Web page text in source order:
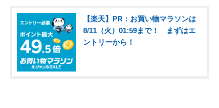
【楽天】PR：お買い物マラソンは
8/11（火）01:59まで！ まずはエ
ントリーから！